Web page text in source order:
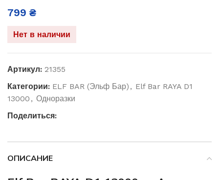
799 ₴
Нет в наличии
Артикул: 21355
Категории: ELF BAR (Эльф Бар) , Elf Bar RAYA D1
13000 , Одноразки
Поделиться:
ОПИСАНИЕ